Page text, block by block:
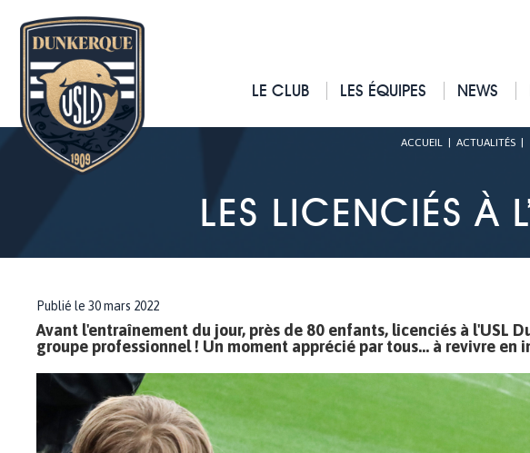
LE CLUB LES ÉQUIPES NEWS
ACCUEIL ACTUALITÉS
LES LICENCIÉS À
Publié le 30 mars 2022
Avant l'entraînement du jour, près de 80 enfants, licenciés à l'USL
groupe professionnel ! Un moment apprécié par tous... à revivre en